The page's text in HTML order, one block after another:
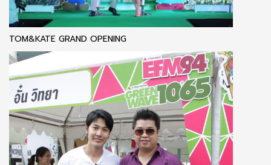
TOM&KATE GRAND OPENING